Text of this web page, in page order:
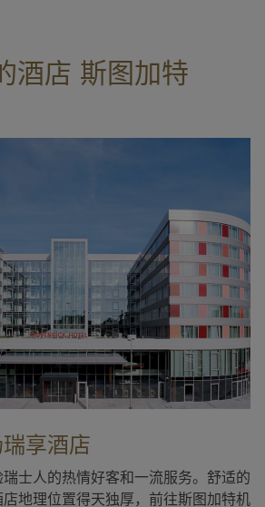
酒店 斯图加特
享酒店
士人的热情好客和一流服务。舒适的
地理位置得天独厚，前往斯图加特机